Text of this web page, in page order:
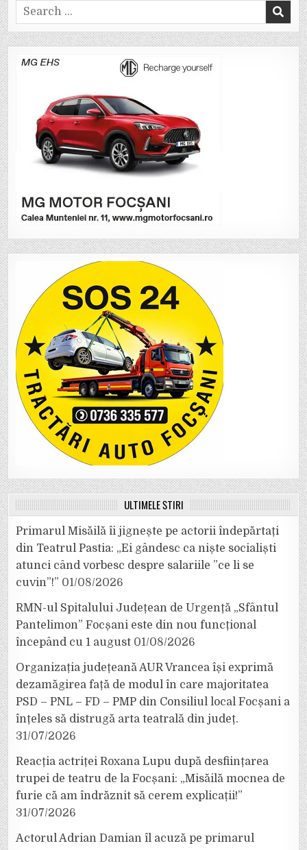
Search
for:
ULTIMELE ȘTIRI
Primarul Misăilă îi jignește pe actorii îndepărtați
din Teatrul Pastia: „Ei gândesc ca niște socialiști
atunci când vorbesc despre salariile ”ce li se
cuvin”!” 01/08/2026
RMN-ul Spitalului Județean de Urgență „Sfântul
Pantelimon” Focșani este din nou funcțional
începând cu 1 august 01/08/2026
Organizația județeană AUR Vrancea își exprimă
dezamăgirea față de modul în care majoritatea
PSD – PNL – FD – PMP din Consiliul local Focșani a
înțeles să distrugă arta teatrală din județ.
31/07/2026
Reacția actriței Roxana Lupu după desființarea
trupei de teatru de la Focșani: „Misăilă mocnea de
furie că am îndrăznit să cerem explicații!”
31/07/2026
Actorul Adrian Damian îl acuză pe primarul